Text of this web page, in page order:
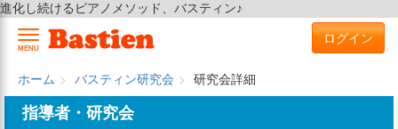
進化し続けるピアノメソッド、バスティン♪
MENU
ログイン
ホーム バスティン研究会
研究会詳細
指導者・研究会